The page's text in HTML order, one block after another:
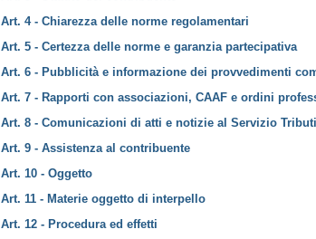
Art. 4 - Chiarezza delle norme regolamentari
Art. 5 - Certezza delle norme e garanzia partecipativa
Art. 6 - Pubblicità e informazione dei provvedimenti
Art. 7 - Rapporti con associazioni, CAAF e ordini
Art. 8 - Comunicazioni di atti e notizie al Servizio
Art. 9 - Assistenza al contribuente
Art. 10 - Oggetto
Art. 11 - Materie oggetto di interpello
Art. 12 - Procedura ed effetti